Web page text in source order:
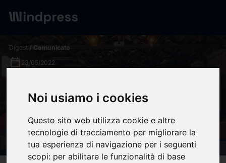
Noi usiamo i cookies
Questo sito web utilizza cookie e altre
tecnologie di tracciamento per migliorare la
tua esperienza di navigazione per i seguenti
scopi: per abilitare le funzionalità di base
Digest/ Comunicato
calendar_today 23/05/2022
selecciona los 10 equipos
finalistas de su séptima
edición - Sigla Comunicación